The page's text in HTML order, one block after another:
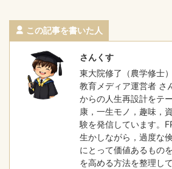
この記事を書いた人
さんくす
東大院修了（農学修士
教育メディア運営者 さ
からの人生再設計をテ
康，一生モノ，趣味，
験を発信しています。
生かしながら，過度な
にとって価値あるもの
を高める方法を整理し